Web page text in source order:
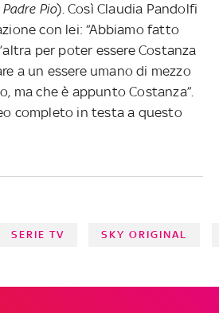
Padre Pio). Così Claudia Pandolfi
con lei: “Abbiamo fatto
per poter essere Costanza
a un essere umano di mezzo
ma che è appunto Costanza”.
completo in testa a questo
SERIE TV SKY ORIGINAL